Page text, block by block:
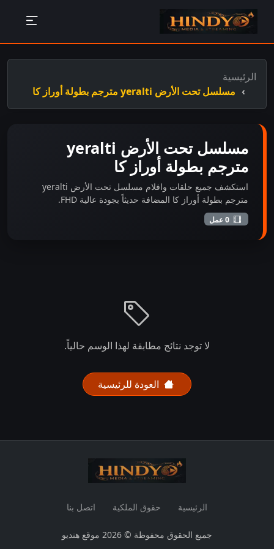
الرئيسية
مسلسل تحت الأرض yeralti مترجم بطولة أوراز كا
مسلسل تحت الأرض yeralti
مترجم بطولة أوراز كا
استكشف جميع حلقات وافلام مسلسل تحت الأرض yeralti
مترجم بطولة أوراز كا المضافة حديثاً بجودة عالية FHD.
لا توجد نتائج مطابقة لهذا الوسم حالياً.
العودة للرئيسية
الرئيسية حقوق الملكية اتصل بنا
جميع الحقوق محفوظة © 2026 موقع هنديو